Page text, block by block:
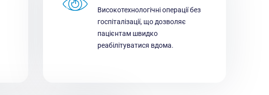
Високотехнологічні операції без
госпіталізації, що дозволяє
пацієнтам швидко
реабілітуватися вдома.